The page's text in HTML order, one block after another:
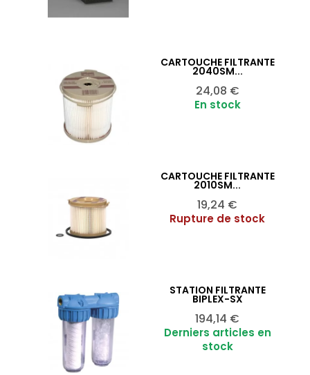
Ajouter au panier
CARTOUCHE FILTRANTE
2040SM...
Prix
24,08 €
En stock
Ajouter au panier
CARTOUCHE FILTRANTE
2010SM...
Prix
19,24 €
Rupture de stock
Ajouter au panier
STATION FILTRANTE
BIPLEX-SX
Prix
194,14 €
Derniers articles en
stock